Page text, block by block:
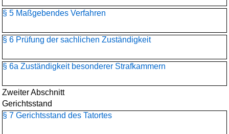
§ 5 Maßgebendes Verfahren
§ 6 Prüfung der sachlichen Zuständigkeit
§ 6a Zuständigkeit besonderer Strafkammern
Zweiter Abschnitt
Gerichtsstand
§ 7 Gerichtsstand des Tatortes